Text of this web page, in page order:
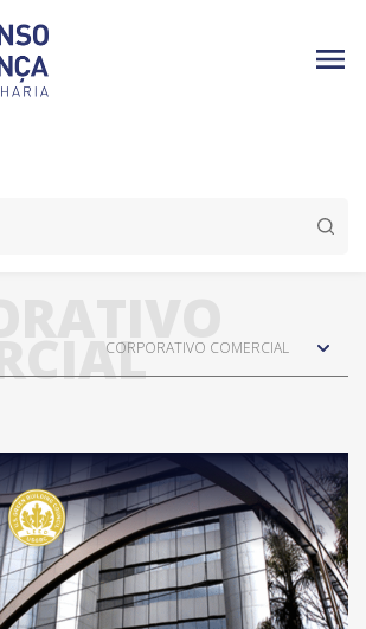
CORPORATIVO COMERCIAL